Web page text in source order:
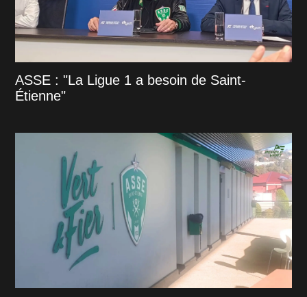
ASSE : "La Ligue 1 a besoin de Saint-
Étienne"